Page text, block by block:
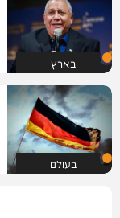
בארץ
בעולם